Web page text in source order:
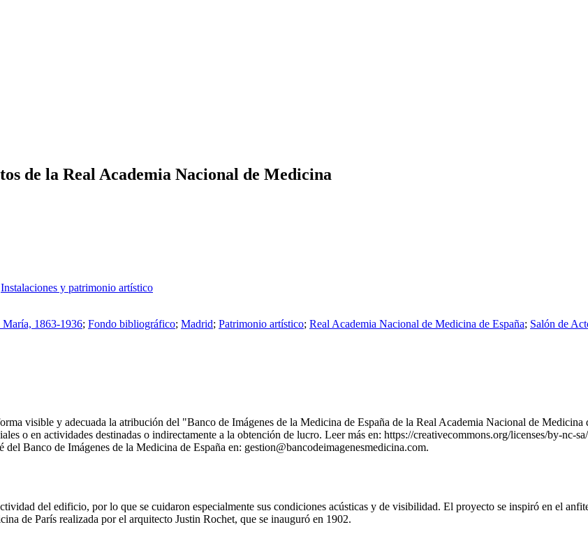
de la Real Academia Nacional de Medicina
Instalaciones y patrimonio artístico
1863-1936; Fondo bibliográfico; Madrid; Patrimonio artístico; Real Academia Nacional de Medicina de España; Salón de
visible y adecuada la atribución del "Banco de Imágenes de la Medicina de España de la Real Academia Nacional de Medicina
o en actividades destinadas o indirectamente a la obtención de lucro. Leer más en: https://creativecommons.org/licenses/by-nc-
Banco de Imágenes de la Medicina de España en: gestion@bancodeimagenesmedicina.com.
del edificio, por lo que se cuidaron especialmente sus condiciones acústicas y de visibilidad. El proyecto se inspiró en el
de París realizada por el arquitecto Justin Rochet, que se inauguró en 1902.